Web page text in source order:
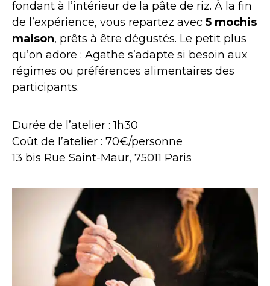
fondant à l’intérieur de la pâte de riz. À la fin
de l’expérience, vous repartez avec 5 mochis
maison, prêts à être dégustés. Le petit plus
qu’on adore : Agathe s’adapte si besoin aux
régimes ou préférences alimentaires des
participants.
Durée de l’atelier : 1h30
Coût de l’atelier : 70€/personne
13 bis Rue Saint-Maur, 75011 Paris